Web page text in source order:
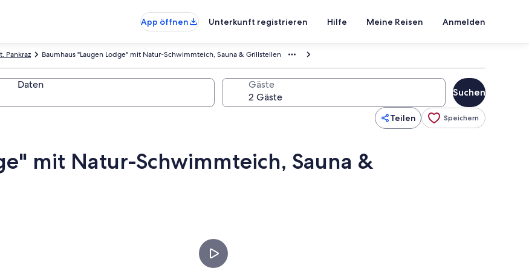
App öffnen
Unterkunft registrieren Hilfe Meine Reisen Anmelden
Baumhaus "Laugen Lodge" mit Natur-Schwimmteich, Sauna & Grillstellen
Pankraz
Daten Gäste
Suchen
Teilen Speichern
mit Natur-Schwimmteich, Sauna &